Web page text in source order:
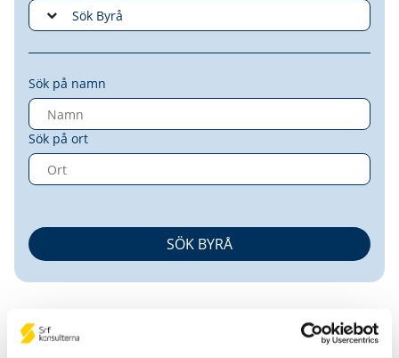
Sök på namn
Sök på ort